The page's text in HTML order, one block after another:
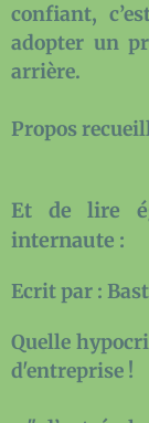
confiant,
adopter un
arrière.
Propos
Et de lire
internaute :
Ecrit par :
Quelle
d'entreprise !